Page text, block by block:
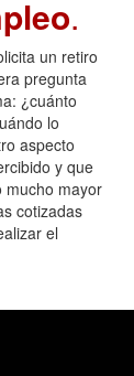
.
un retiro
pregunta
¿cuánto
lo
aspecto
y que
mucho mayor
cotizadas
el